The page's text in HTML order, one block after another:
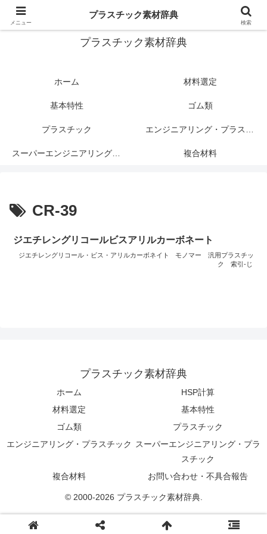
プラスチック関連情報サイト
プラスチック素材辞典
ホーム 材料選定
基本特性 ゴム類
プラスチック エンジニアリング・プラスチック
スーパーエンジニアリング・プラスチック 複合材料
CR-39
ジエチレングリコールビスアリルカーボネート
ジエチレングリコール・ビス・アリルカーボネイト モノマー
汎用プラスチッ
ク
索引-じ
プラスチック素材辞典
ホーム
HSP計算
材料選定
基本特性
ゴム類
プラスチック
エンジニアリング・プラスチック スーパーエンジニアリング・プラ
スチック
複合材料
お問い合わせ・不具合報告
© 2000-2026 プラスチック素材辞典.
メニュー
プラスチック素材辞典
検索